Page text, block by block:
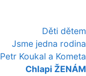
Děti dětem
Jsme jedna rodina
Petr Koukal a Kometa
Chlapi ŽENÁM